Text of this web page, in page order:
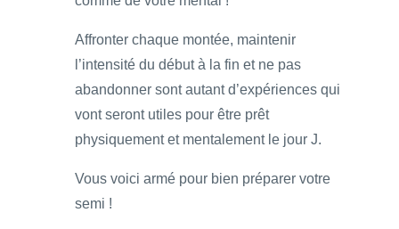
Affronter chaque montée, maintenir
l’intensité du début à la fin et ne pas
abandonner sont autant d’expériences qui
vont seront utiles pour être prêt
physiquement et mentalement le jour J.
Vous voici armé pour bien préparer votre
semi !